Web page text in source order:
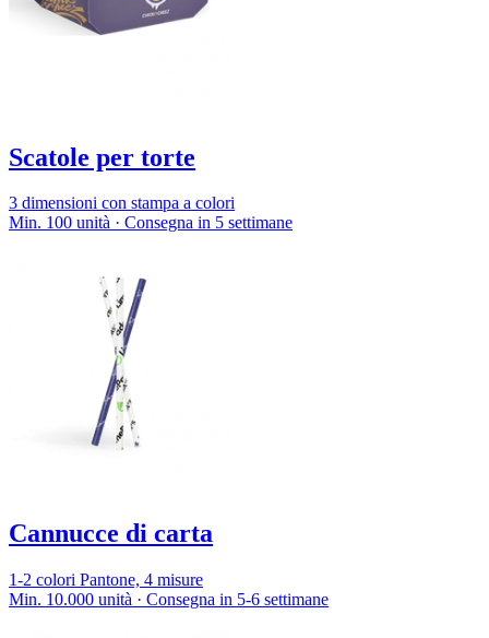
Scatole per torte
3 dimensioni con stampa a colori
Min. 100 unità · Consegna in 5 settimane
Cannucce di carta
1-2 colori Pantone, 4 misure
Min. 10.000 unità · Consegna in 5-6 settimane